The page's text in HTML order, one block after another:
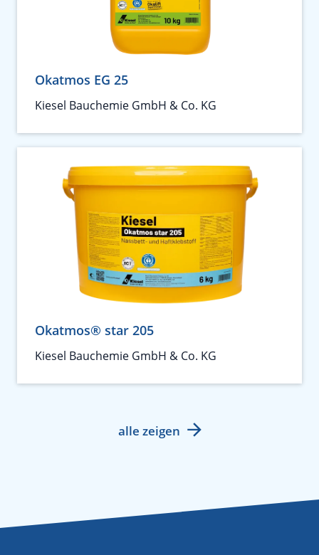
Okatmos EG 25
Kiesel Bauchemie GmbH & Co. KG
Okatmos® star 205
Kiesel Bauchemie GmbH & Co. KG
alle zeigen